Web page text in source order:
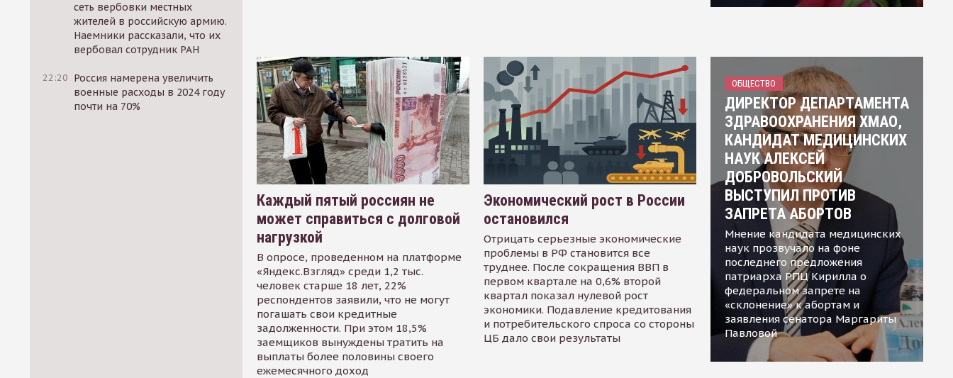
сеть вербовки местных
жителей в российскую армию.
Наемники рассказали, что их
вербовал сотрудник РАН
22:20 Россия намерена увеличить
военные расходы в 2024 году
почти на 70%
Каждый пятый россиян не
может справиться с долговой
нагрузкой
В опросе, проведенном на платформе
«Яндекс.Взгляд» среди 1,2 тыс.
человек старше 18 лет, 22%
респондентов заявили, что не могут
погашать свои кредитные
задолженности. При этом 18,5%
заемщиков вынуждены тратить на
выплаты более половины своего
ежемесячного доход
Экономический рост в России
остановился
Отрицать серьезные экономические
проблемы в РФ становится все
труднее. После сокращения ВВП в
первом квартале на 0,6% второй
квартал показал нулевой рост
экономики. Подавление кредитования
и потребительского спроса со стороны
ЦБ дало свои результаты
ОБЩЕСТВО
ДИРЕКТОР ДЕПАРТАМЕНТА
ЗДРАВООХРАНЕНИЯ ХМАО,
КАНДИДАТ МЕДИЦИНСКИХ
НАУК АЛЕКСЕЙ
ДОБРОВОЛЬСКИЙ
ВЫСТУПИЛ ПРОТИВ
ЗАПРЕТА АБОРТОВ
Мнение кандидата медицинских
наук прозвучало на фоне
последнего предложения
патриарха РПЦ Кирилла о
федеральном запрете на
«склонение» к абортам и
заявления сенатора Маргариты
Павловой